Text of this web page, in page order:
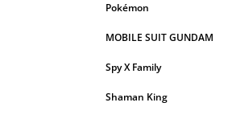
Pokémon
MOBILE SUIT GUNDAM
Spy X Family
Shaman King